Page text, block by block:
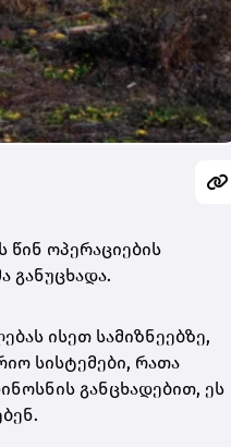
ოპერაციების
განუცხადა.
ისეთ სამიზნეებზე,
სისტემები, რათა
განცხადებით, ეს